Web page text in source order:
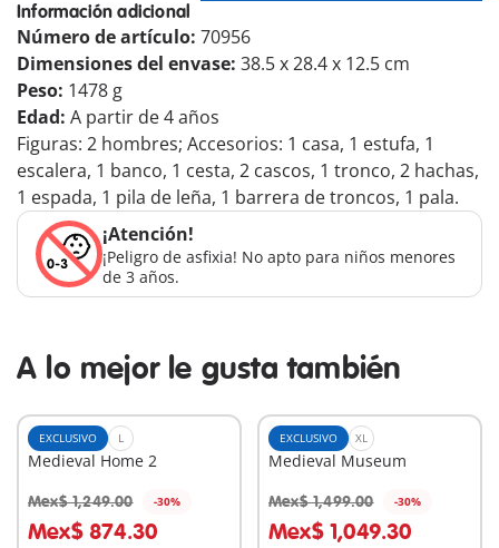
Información adicional
Número de artículo: 70956
Dimensiones del envase: 38.5 x 28.4 x 12.5 cm
Peso: 1478 g
Edad: A partir de 4 años
Figuras: 2 hombres; Accesorios: 1 casa, 1 estufa, 1
escalera, 1 banco, 1 cesta, 2 cascos, 1 tronco, 2 hachas,
1 espada, 1 pila de leña, 1 barrera de troncos, 1 pala.
¡Atención!
¡Peligro de asfixia! No apto para niños menores
de 3 años.
A lo mejor le gusta también
EXCLUSIVO L
Medieval Home 2
Mex$ 1,249.00 -30%
Mex$ 874.30
A la cesta
EXCLUSIVO XL
Medieval Museum
Mex$ 1,499.00 -30%
Mex$ 1,049.30
A la cesta